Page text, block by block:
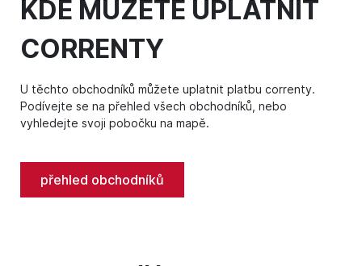
KDE MŮŽETE UPLATNIT
CORRENTY
U těchto obchodníků můžete uplatnit platbu correnty.
Podívejte se na přehled všech obchodníků, nebo
vyhledejte svoji pobočku na mapě.
přehled obchodníků